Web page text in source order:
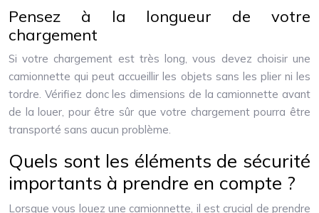
Pensez à la longueur de votre
chargement
Si votre chargement est très long, vous devez choisir une
camionnette qui peut accueillir les objets sans les plier ni les
tordre. Vérifiez donc les dimensions de la camionnette avant
de la louer, pour être sûr que votre chargement pourra être
transporté sans aucun problème.
Quels sont les éléments de sécurité
importants à prendre en compte ?
Lorsque vous louez une camionnette, il est crucial de prendre